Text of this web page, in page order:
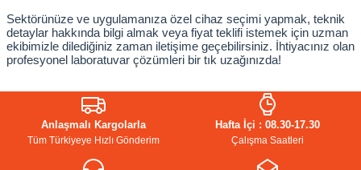
Sektörünüze ve uygulamanıza özel cihaz seçimi yapmak, teknik
detaylar hakkında bilgi almak veya fiyat teklifi istemek için uzman
ekibimizle dilediğiniz zaman iletişime geçebilirsiniz. İhtiyacınız olan
profesyonel laboratuvar çözümleri bir tık uzağınızda!
Anlaşmalı Kargolarla
Tüm Türkiyeye Hızlı Gönderim
Hafta İçi : 08.30-17.30
Çalışma Saatleri